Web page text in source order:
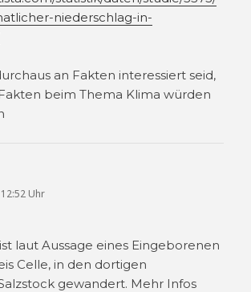
niederschlag-in-
an Fakten interessiert seid,
beim Thema Klima würden
Uhr
laut Aussage eines Eingeborenen
Celle, in den dortigen
gewandert. Mehr Infos